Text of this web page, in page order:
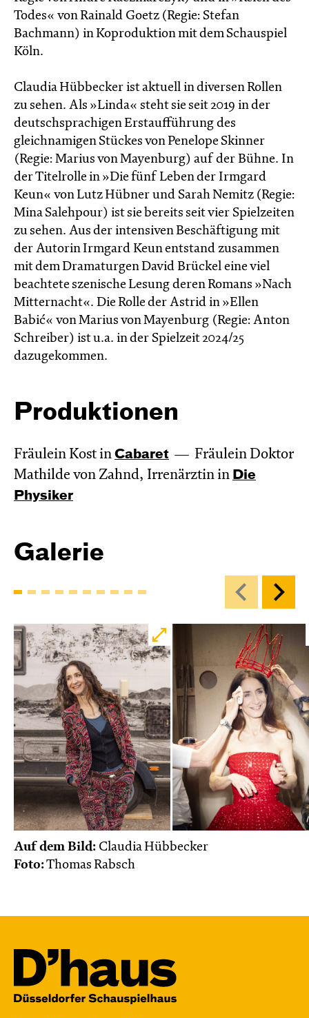
Todes« von Rainald Goetz (Regie: Stefan
Bachmann) in Koproduktion mit dem Schauspiel
Köln.
Claudia Hübbecker ist aktuell in diversen Rollen
zu sehen. Als »Linda« steht sie seit 2019 in der
deutschsprachigen Erstaufführung des
gleichnamigen Stückes von Penelope Skinner
(Regie: Marius von Mayenburg) auf der Bühne. In
der Titelrolle in »Die fünf Leben der Irmgard
Keun« von Lutz Hübner und Sarah Nemitz (Regie:
Mina Salehpour) ist sie bereits seit vier Spielzeiten
zu sehen. Aus der intensiven Beschäftigung mit
der Autorin Irmgard Keun entstand zusammen
mit dem Dramaturgen David Brückel eine viel
beachtete szenische Lesung deren Romans »Nach
Mitternacht«. Die Rolle der Astrid in »Ellen
Babić« von Marius von Mayenburg (Regie: Anton
Schreiber) ist u.a. in der Spielzeit 2024/25
dazugekommen.
Produktionen
Fräulein Kost in Cabaret
Fräulein Doktor
Mathilde von Zahnd, Irrenärztin in Die
Physiker
Galerie
Auf dem Bild: Claudia Hübbecker
Foto:Thomas Rabsch